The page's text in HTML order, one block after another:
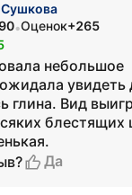
Сушкова
90•Оценок+265
небольшое
увидеть
глина. Вид
Да